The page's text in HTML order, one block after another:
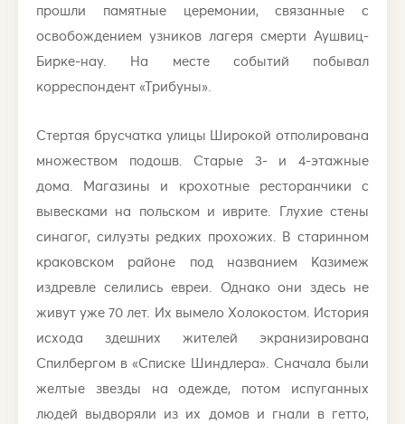
прошли памятные церемонии, связанные с
освобождением узников лагеря смерти Аушвиц-
Бирке-нау. На месте событий побывал
корреспондент «Трибуны».
Стертая брусчатка улицы Широкой отполирована
множеством подошв. Старые 3- и 4-этажные
дома. Магазины и крохотные ресторанчики с
вывесками на польском и иврите. Глухие стены
синагог, силуэты редких прохожих. В старинном
краковском районе под названием Казимеж
издревле селились евреи. Однако они здесь не
живут уже 70 лет. Их вымело Холокостом. История
исхода здешних жителей экранизирована
Спилбергом в «Списке Шиндлера». Сначала были
желтые звезды на одежде, потом испуганных
людей выдворяли из их домов и гнали в гетто,